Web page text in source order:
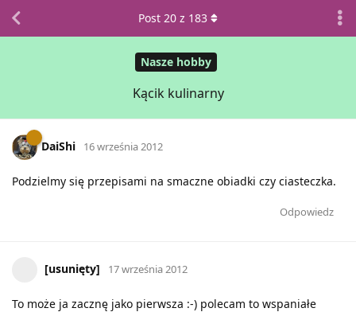
Nasze hobby
Kącik kulinarny
Post 20 z 183
DaiShi 16 września 2012
Podzielmy się przepisami na smaczne obiadki czy ciasteczka.
Odpowiedz
[usunięty] 17 września 2012
To może ja zacznę jako pierwsza :-) polecam to wspaniałe